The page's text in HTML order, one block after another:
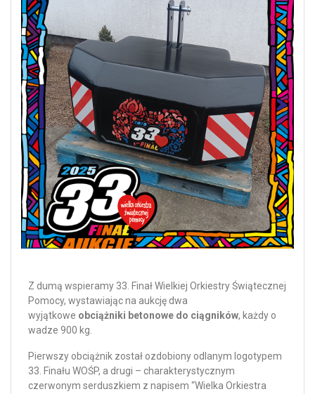
Z dumą wspieramy 33. Finał Wielkiej Orkiestry Świątecznej
Pomocy, wystawiając na aukcję dwa
wyjątkowe obciążniki betonowe do ciągników, każdy o
wadze 900 kg.
Pierwszy obciążnik został ozdobiony odlanym logotypem
33. Finału WOŚP, a drugi – charakterystycznym
czerwonym serduszkiem z napisem “Wielka Orkiestra